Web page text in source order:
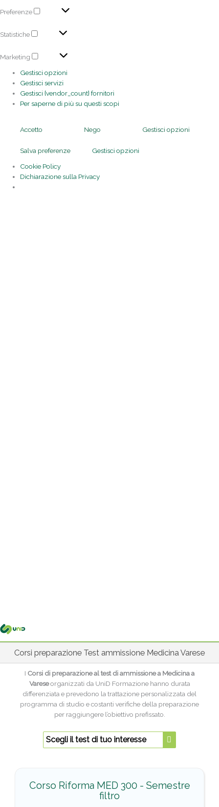
Preferenze
Statistiche
Marketing
Gestisci opzioni
Gestisci servizi
Gestisci {vendor_count} fornitori
Per saperne di più su questi scopi
Accetto Nego Gestisci opzioni
Salva preferenze
Gestisci opzioni
Cookie Policy
Dichiarazione sulla Privacy
Corsi preparazione Test ammissione Medicina Varese
I Corsi di preparazione al test di ammissione a Medicina a
Vareseorganizzati da UniD Formazione hanno durata
differenziata e prevedono la trattazione personalizzata del
programma di studio e costanti verifiche della preparazione
per raggiungere l’obiettivo prefissato.
Scegli il test di tuo interesse
Corso Riforma MED 300 - Semestre
filtro